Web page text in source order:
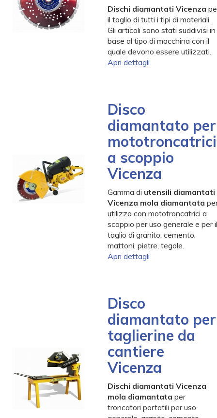
Dischi diamantati Vicenza
il taglio di tutti i tipi di materiali.
Gli articoli sono stati suddivisi in
base al tipo di macchina con il
quale devono essere utilizzati.
Apri dettagli
Disco
diamantato per
mototroncatrici
a scoppio
Vicenza
Gamma di utensili diamantati
Vicenza mola diamantata
utilizzo con mototroncatrici a
scoppio per uso generale e per il
taglio di granito, cemento,
mattoni, pietre, tegole.
Apri dettagli
Disco
diamantato per
taglierine da
cantiere
Vicenza
Dischi diamantati Vicenza
mola diamantata per
troncatori portatili per uso